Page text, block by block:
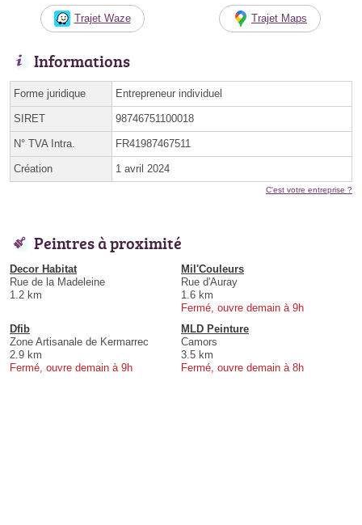
Trajet Waze Trajet Maps
Informations
Forme juridique Entrepreneur individuel
SIRET 98746751100018
N° TVA Intra. FR41987467511
Création 1 avril 2024
C'est votre entreprise ?
Peintres à proximité
Decor Habitat
Rue de la Madeleine
1.2 km
Mil'Couleurs
Rue d'Auray
1.6 km
Fermé, ouvre demain à 9h
Dfib
Zone Artisanale de Kermarrec
2.9 km
Fermé, ouvre demain à 9h
MLD Peinture
Camors
3.5 km
Fermé, ouvre demain à 8h